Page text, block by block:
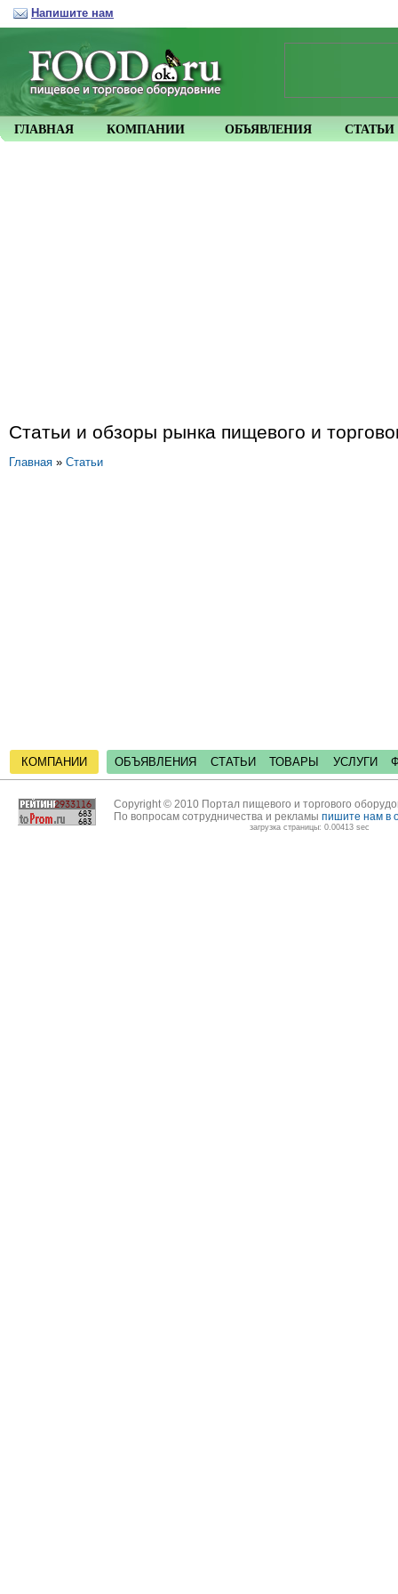
Статьи и обзоры рынка пищевого и
Главная » Статьи
КОМПАНИИ ОБЪЯВЛЕНИЯ СТАТЬИ ТОВАРЫ УСЛУГИ
ГЛАВНАЯ КОМПАНИИ ОБЪЯВЛЕНИЯ СТАТЬИ
Напишите нам
Copyright © 2010 Портал пищевого и торгового
По вопросам сотрудничества и рекламы пишите нам в
загрузка страницы: 0.00413 sec